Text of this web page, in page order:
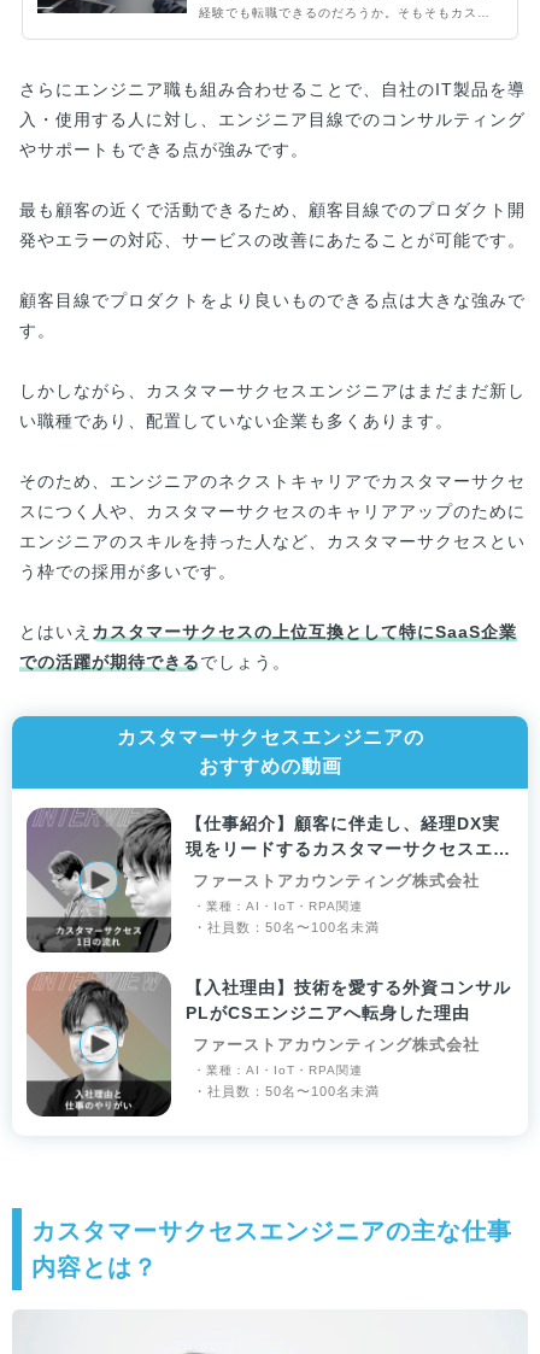
経験でも転職できるのだろうか。そもそもカスタ
さらにエンジニア職も組み合わせることで、自社のIT製品を導
入・使用する人に対し、エンジニア目線でのコンサルティング
やサポートもできる点が強みです。
最も顧客の近くで活動できるため、顧客目線でのプロダクト開
発やエラーの対応、サービスの改善にあたることが可能です。
顧客目線でプロダクトをより良いものできる点は大きな強みで
す。
しかしながら、カスタマーサクセスエンジニアはまだまだ新し
い職種であり、配置していない企業も多くあります。
そのため、エンジニアのネクストキャリアでカスタマーサクセ
スにつく人や、カスタマーサクセスのキャリアアップのために
エンジニアのスキルを持った人など、カスタマーサクセスとい
う枠での採用が多いです。
とはいえ カスタマーサクセスの上位互換として特にSaaS企業
での活躍が期待できるでしょう。
カスタマーサクセスエンジニアの
おすすめの動画
【仕事紹介】顧客に伴走し、経理DX実
現をリードするカスタマーサクセスエン
ジニア
ファーストアカウンティング株式会社
・業種：AI・IoT・RPA関連
・社員数：50名〜100名未満
【入社理由】技術を愛する外資コンサル
PLがCSエンジニアへ転身した理由
ファーストアカウンティング株式会社
・業種：AI・IoT・RPA関連
・社員数：50名〜100名未満
カスタマーサクセスエンジニアの主な仕事
内容とは？